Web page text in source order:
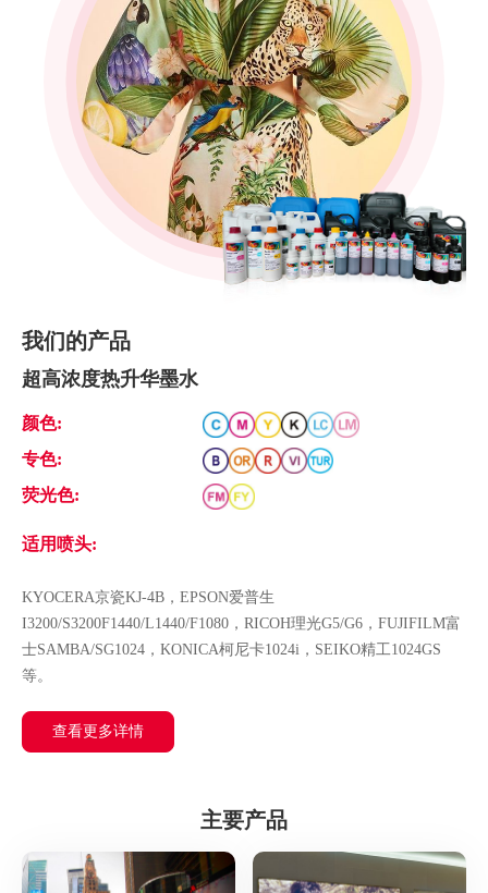
我们的产品
超高浓度热升华墨水
颜色:
专色:
荧光色:
适用喷头:
KYOCERA京瓷KJ-4B，EPSON爱普生
I3200/S3200F1440/L1440/F1080，RICOH理光G5/G6，FUJIFILM富
士SAMBA/SG1024，KONICA柯尼卡1024i，SEIKO精工1024GS
等。
查看更多详情
主要产品